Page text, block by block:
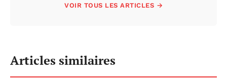
VOIR TOUS LES ARTICLES →
Articles similaires